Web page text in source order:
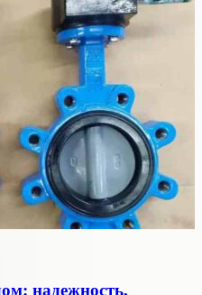
надежность,